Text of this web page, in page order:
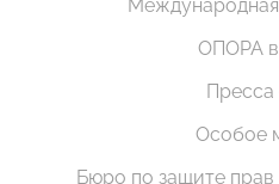
Международная
ОПОРА в
Пресса
Особое
Бюро по защите